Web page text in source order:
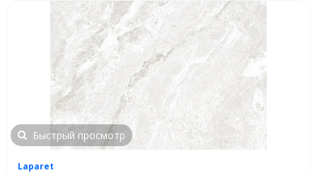
Быстрый просмотр
Laparet